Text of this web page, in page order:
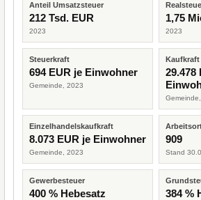
Anteil Umsatzsteuer
212 Tsd. EUR
2023
1,75
2023
Steuerkraft
694 EUR je Einwohner
Gemeinde, 2023
Kaufkraft
29.478
Einzelhandelskaufkraft
8.073 EUR je Einwohner
Gemeinde, 2023
909
Stand
Gewerbesteuer
400 % Hebesatz 384 %